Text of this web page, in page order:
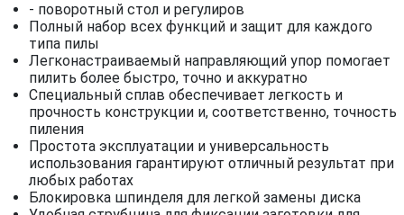
- поворотный стол и регулиров
Полный набор всех функций и защит для каждого
типа пилы
Легконастраиваемый направляющий упор помогает
пилить более быстро, точно и аккуратно
Специальный сплав обеспечивает легкость и
прочность конструкции и, соответственно, точность
пиления
Простота эксплуатации и универсальность
использования гарантируют отличный результат при
любых работах
Блокировка шпинделя для легкой замены диска